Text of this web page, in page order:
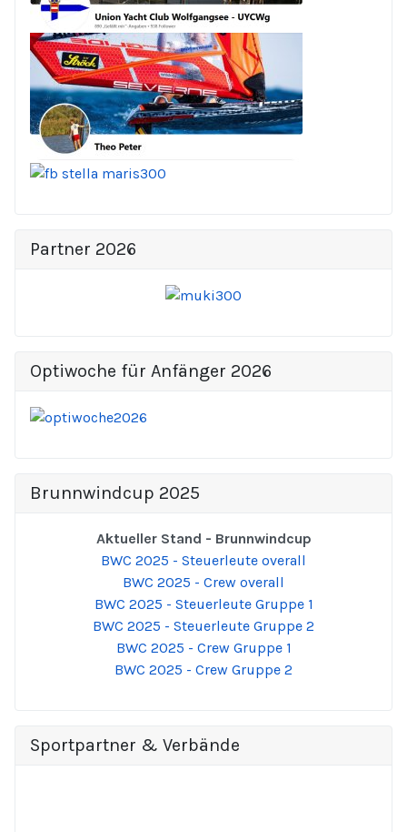
Partner 2026
Optiwoche für Anfänger 2026
Brunnwindcup 2025
Aktueller Stand - Brunnwindcup
BWC 2025 - Steuerleute overall
BWC 2025 - Crew overall
BWC 2025 - Steuerleute Gruppe 1
BWC 2025 - Steuerleute Gruppe 2
BWC 2025 - Crew Gruppe 1
BWC 2025 - Crew Gruppe 2
Sportpartner & Verbände